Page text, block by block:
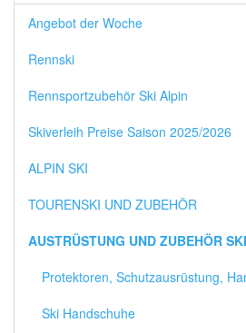
Angebot der Woche
Rennski
Rennsportzubehör Ski Alpin
Skiverleih Preise Saison 2025/2026
ALPIN SKI
TOURENSKI UND ZUBEHÖR
AUSTRÜSTUNG UND ZUBEHÖR
Protektoren, Schutzausrüstung,
Ski Handschuhe